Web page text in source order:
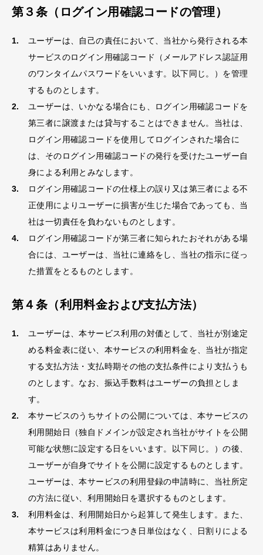
第３条（ログイン用確認コードの管理）
ユーザーは、自己の責任において、当社から発行される本
サービスのログイン用確認コード（メールアドレス認証用
のワンタイムパスワードをいいます。以下同じ。）を管理
するものとします。
ユーザーは、いかなる場合にも、ログイン用確認コードを
第三者に譲渡または貸与することはできません。当社は、
ログイン用確認コードを使用してログインされた場合に
は、そのログイン用確認コードの発行を受けたユーザー自
身による利用とみなします。
ログイン用確認コードの仕様上の誤り又は第三者による不
正使用によりユーザーに損害が生じた場合であっても、当
社は一切責任を負わないものとします。
ログイン用確認コードが第三者に知られたおそれがある場
合には、ユーザーは、当社に連絡をし、当社の指示に従っ
た措置をとるものとします。
第４条（利用料金および支払方法）
ユーザーは、本サービス利用の対価として、当社が別途定
める料金表に従い、本サービスの利用料金を、当社が指定
する支払方法・支払時期その他の支払条件により支払うも
のとします。なお、振込手数料はユーザーの負担としま
す。
本サービスのうちサイトの公開については、本サービスの
利用開始日（独自ドメインが設定され当社がサイトを公開
可能な状態に設定する日をいいます。以下同じ。）の後、
ユーザーが自身でサイトを公開に設定するものとします。
ユーザーは、本サービスの利用登録の申請時に、当社所定
の方法に従い、利用開始日を選択するものとします。
利用料金は、利用開始日から起算して発生します。また、
本サービスは利用料金につき日単位はなく、日割りによる
精算はありません。